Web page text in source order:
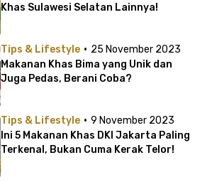
Khas Sulawesi Selatan Lainnya!
Tips & Lifestyle · 25 November 2023
Makanan Khas Bima yang Unik dan
Juga Pedas, Berani Coba?
Tips & Lifestyle · 9 November 2023
Ini 5 Makanan Khas DKI Jakarta Paling
Terkenal, Bukan Cuma Kerak Telor!